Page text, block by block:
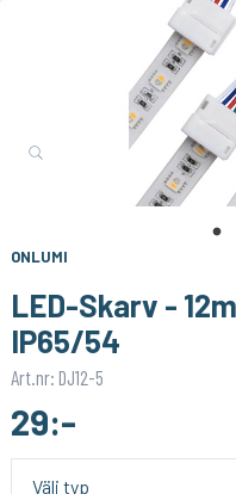
ONLUMI
LED-Skarv -
IP65/54
Art.nr: DJ12-5
29:-